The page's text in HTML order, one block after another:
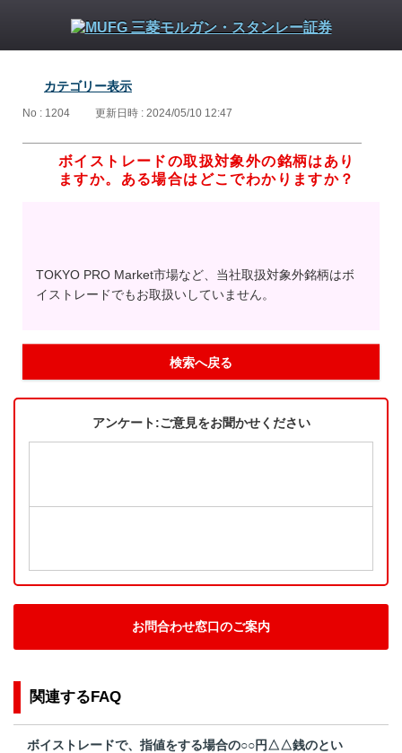
カテゴリー表示
No : 1204 更新日時 : 2024/05/10 12:47
ボイストレードの取扱対象外の銘柄はあり
ますか。ある場合はどこでわかりますか？
TOKYO PRO Market市場など、当社取扱対象外銘柄はボ
イストレードでもお取扱いしていません。
検索へ戻る
アンケート:ご意見をお聞かせください
お問合わせ窓口のご案内
関連するFAQ
ボイストレードで、指値をする場合の○○円△△銭のとい